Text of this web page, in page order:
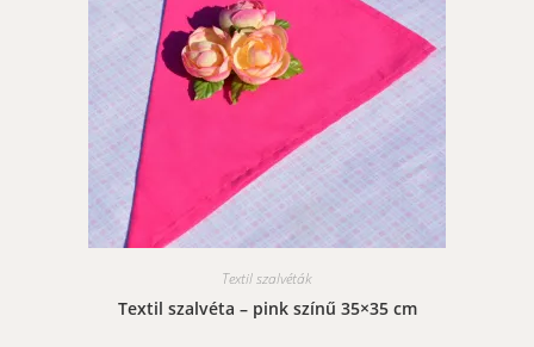
Textil szalvéták
Textil szalvéta – pink színű 35×35 cm